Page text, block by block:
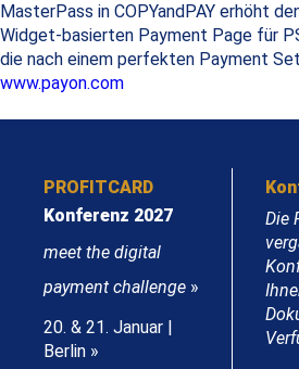
MasterPass in COPYandPAY erhöht
Widget-basierten Payment Page für
die nach einem perfekten Payment
www.payon.com
PROFITCARD
Konferenz 2027
meet the digital
payment challenge »
20. & 21. Januar |
Berlin »
Die